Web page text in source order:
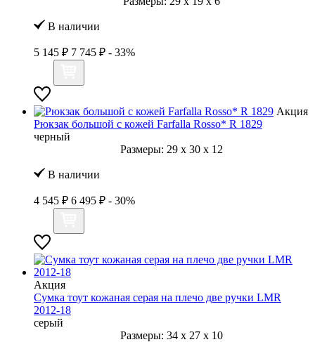
В наличии
5 145 ₽ 7 745 ₽ - 33%
Акция
Рюкзак большой с кожей Farfalla Rosso* R 1829
черный
Размеры: 29 x 30 x 12
В наличии
4 545 ₽ 6 495 ₽ - 30%
Акция
Сумка тоут кожаная серая на плечо две ручки LMR
2012-18
серый
Размеры: 34 x 27 x 10